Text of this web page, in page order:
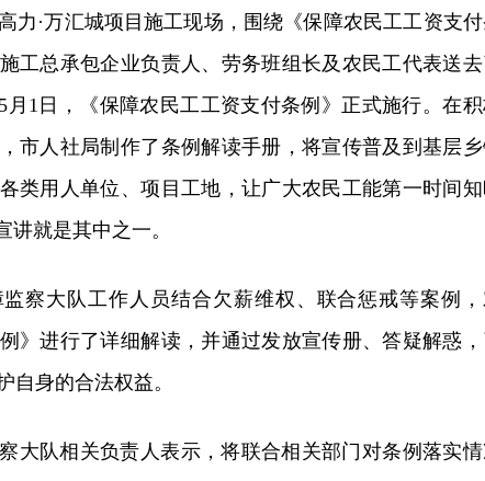
力·万汇城项目施工现场，围绕《保障农民工工资支
工总承包企业负责人、劳务班组长及农民工代表送
月1日，《保障农民工工资支付条例》正式施行。在
市人社局制作了条例解读手册，将宣传普及到基层
类用人单位、项目工地，让广大农民工能第一时间
讲就是其中之一。
察大队工作人员结合欠薪维权、联合惩戒等案例
》进行了详细解读，并通过发放宣传册、答疑解惑
自身的合法权益。
大队相关负责人表示，将联合相关部门对条例落实